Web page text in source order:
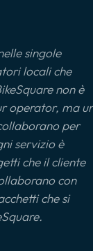
singole
locali che
non è
operator, ma
per
servizio è
che il cliente
con
che si